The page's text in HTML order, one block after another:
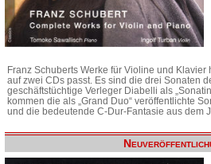
Franz Schuberts Werke für Violine und
auf zwei CDs passt. Es sind die drei Sonaten
geschäftstüchtige Verleger Diabelli als
kommen die als „Grand Duo“ veröffentlichte
und die bedeutende C-Dur-Fantasie aus dem